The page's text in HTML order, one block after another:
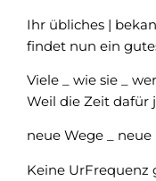
Ihr übliches |
findet nun ein
Viele _ wie sie _
Weil die Zeit dafür
neue Wege _ neue
Keine UrFrequenz